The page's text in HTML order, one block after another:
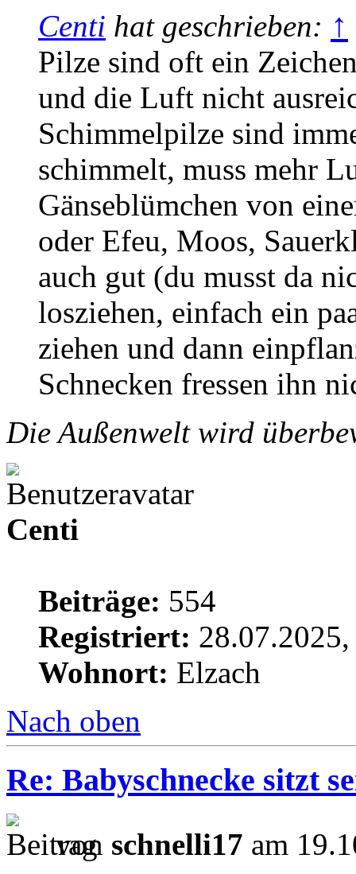
Centi hat geschrieben: ↑
Pilze sind oft ein
und die Luft nicht
Schimmelpilze sind
schimmelt, muss mehr
Gänseblümchen von
oder Efeu, Moos,
auch gut (du musst da
losziehen, einfach ein
ziehen und dann
Schnecken fressen ihn
Die Außenwelt wird
Centi
Beiträge: 554
Registriert:
Wohnort: Elzach
Nach oben
Re: Babyschnecke sitzt
von schnelli17 am